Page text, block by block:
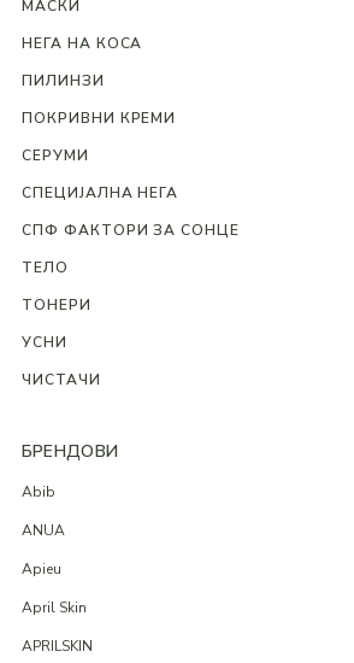
МАСКИ
НЕГА НА КОСА
ПИЛИНЗИ
ПОКРИВНИ КРЕМИ
СЕРУМИ
СПЕЦИЈАЛНА НЕГА
СПФ ФАКТОРИ ЗА СОНЦЕ
ТЕЛО
ТОНЕРИ
УСНИ
ЧИСТАЧИ
БРЕНДОВИ
Abib
ANUA
Apieu
April Skin
APRILSKIN